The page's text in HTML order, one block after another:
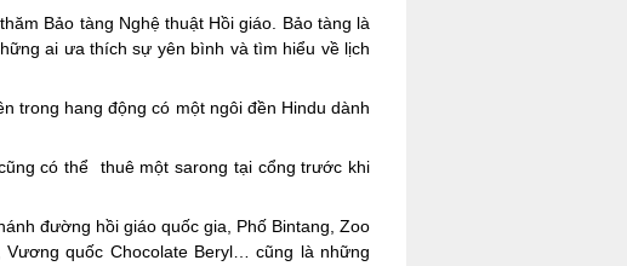
Bảo tàng Nghệ thuật Hồi giáo. Bảo tàng là
ai ưa thích sự yên bình và tìm hiểu về lịch
trong hang động có một ngôi đền Hindu dành
có thể thuê một sarong tại cổng trước khi
đường hồi giáo quốc gia, Phố Bintang, Zoo
Vương quốc Chocolate Beryl… cũng là những